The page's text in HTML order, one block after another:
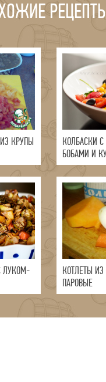
КРУПЫ
КОЛБАСКИ
БОБАМИ И
ЛУКОМ-
КОТЛЕТЫ
ПАРОВЫЕ